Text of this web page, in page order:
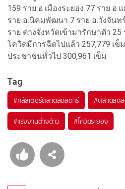
159 ราย อ.เมืองระยอง 77 ราย อ.
ราย อ.นิคมพัฒนา 7 ราย อ.วังจันท
ราย ต่างจังหวัดเข้ามารักษาตัว
โควิดมีการฉีดไปแล้ว 257,779 เข็
ประชาชนทั่วไป 300,961 เข็ม
Tag
#คลัสเตอร์ตลาดสดสตาร์ #ตลาดสด
#แรงงานต่างด้าว #โควิดระยอง